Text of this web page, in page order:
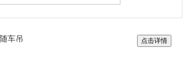
随车吊 点击详情